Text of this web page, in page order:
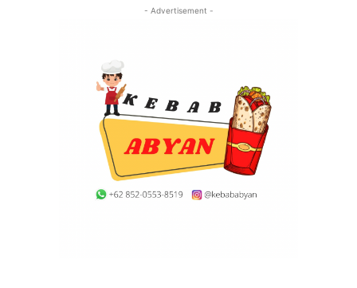
- Advertisement -